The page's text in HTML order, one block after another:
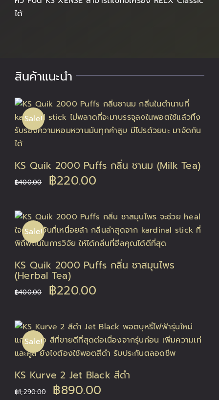
ได้
สินค้าแนะนำ
Sale!
KS Quik 2000 Puffs กลิ่น ชานม (Milk Tea)
฿400.00
Original
was:
฿400.00.
฿220.00
is:
฿220.00.
Sale!
KS Quik 2000 Puffs กลิ่น ชาสมุนไพร
(Herbal Tea)
฿400.00
Original
was:
฿400.00.
฿220.00
is:
฿220.00.
Sale!
KS Kurve 2 Jet Black สีดำ
฿1,290.00
Original
฿890.00